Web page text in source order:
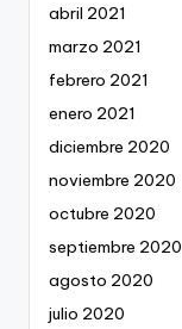
abril 2021
marzo 2021
febrero 2021
enero 2021
diciembre 2020
noviembre 2020
octubre 2020
septiembre 2020
agosto 2020
julio 2020